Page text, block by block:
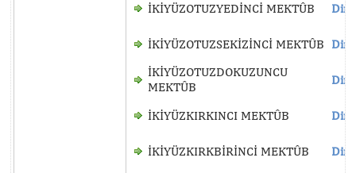
İKİYÜZOTUZYEDİNCİ MEKTÛB
İKİYÜZOTUZSEKİZİNCİ MEKTÛB
İKİYÜZOTUZDOKUZUNCU
MEKTÛB
İKİYÜZKIRKINCI MEKTÛB
İKİYÜZKIRKBİRİNCİ MEKTÛB